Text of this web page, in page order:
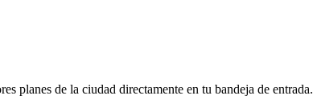
planes de la ciudad directamente en tu bandeja de entrada.